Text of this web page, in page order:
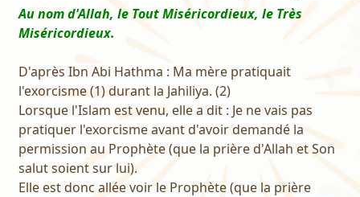
Au nom d'Allah, le Tout Miséricordieux, le Très
Miséricordieux.
D'après Ibn Abi Hathma : Ma mère pratiquait
l'exorcisme (1) durant la Jahiliya. (2)
Lorsque l'Islam est venu, elle a dit : Je ne vais pas
pratiquer l'exorcisme avant d'avoir demandé la
permission au Prophète (que la prière d'Allah et Son
salut soient sur lui).
Elle est donc allée voir le Prophète (que la prière